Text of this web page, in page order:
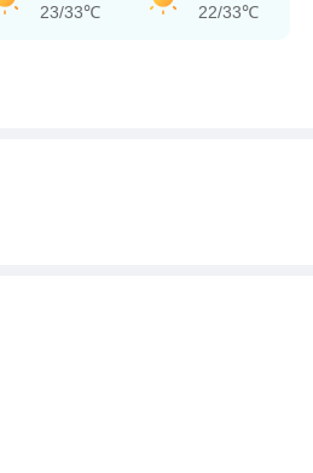
23/33℃ 22/33℃